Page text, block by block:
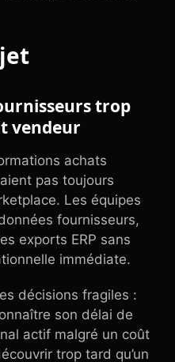
trop
vendeur
achats
pas toujours
Les équipes
fournisseurs,
exports ERP sans
immédiate.
décisions fragiles :
son délai de
actif malgré un coût
trop tard qu’un